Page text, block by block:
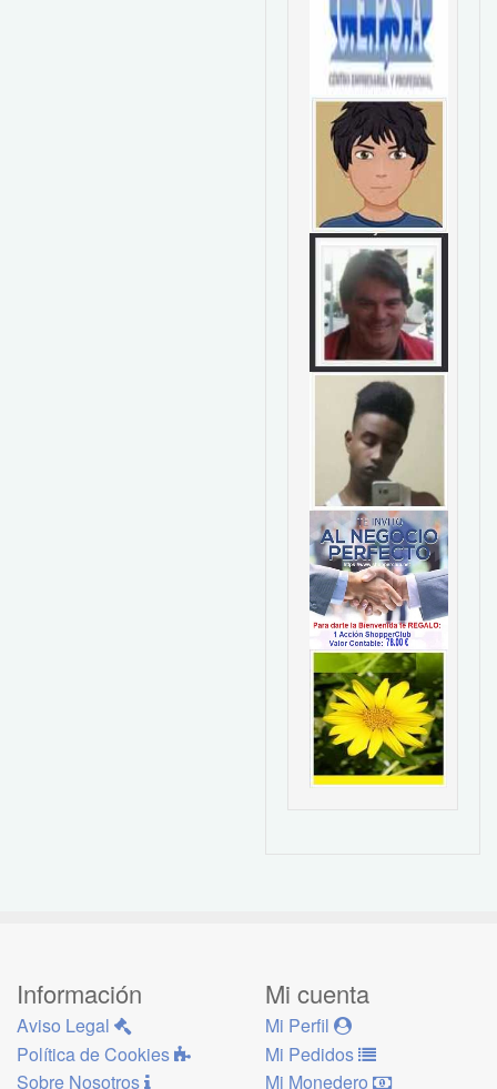
Información
Aviso Legal
Política de Cookies
Sobre Nosotros
Mi cuenta
Mi Perfil
Mi Pedidos
Mi Monedero